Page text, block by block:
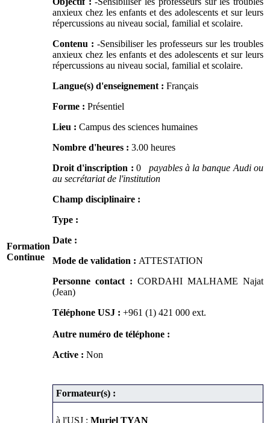
Formation
Continue
anxieux chez les enfants et des adolescents et sur leurs
répercussions au niveau social, familial et scolaire.
Contenu : -Sensibiliser les professeurs sur les troubles
anxieux chez les enfants et des adolescents et sur leurs
répercussions au niveau social, familial et scolaire.
Langue(s) d'enseignement : Français
Forme : Présentiel
Lieu : Campus des sciences humaines
Nombre d'heures : 3.00 heures
Droit d'inscription : 0 payables à la banque Audi ou
au secrétariat de l'institution
Champ disciplinaire :
Type :
Date :
Mode de validation : ATTESTATION
Personne contact : CORDAHI MALHAME Najat
(Jean)
Téléphone USJ : +961 (1) 421 000 ext.
Autre numéro de téléphone :
Active : Non
Formateur(s) :
à l'USJ : Muriel TYAN